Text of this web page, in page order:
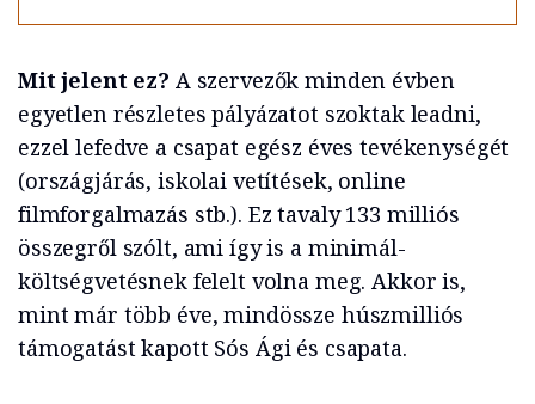
Mit jelent ez? A szervezők minden évben
egyetlen részletes pályázatot szoktak leadni,
ezzel lefedve a csapat egész éves tevékenységét
(országjárás, iskolai vetítések, online
filmforgalmazás stb.). Ez tavaly 133 milliós
összegről szólt, ami így is a minimál-
költségvetésnek felelt volna meg. Akkor is,
mint már több éve, mindössze húszmilliós
támogatást kapott Sós Ági és csapata.